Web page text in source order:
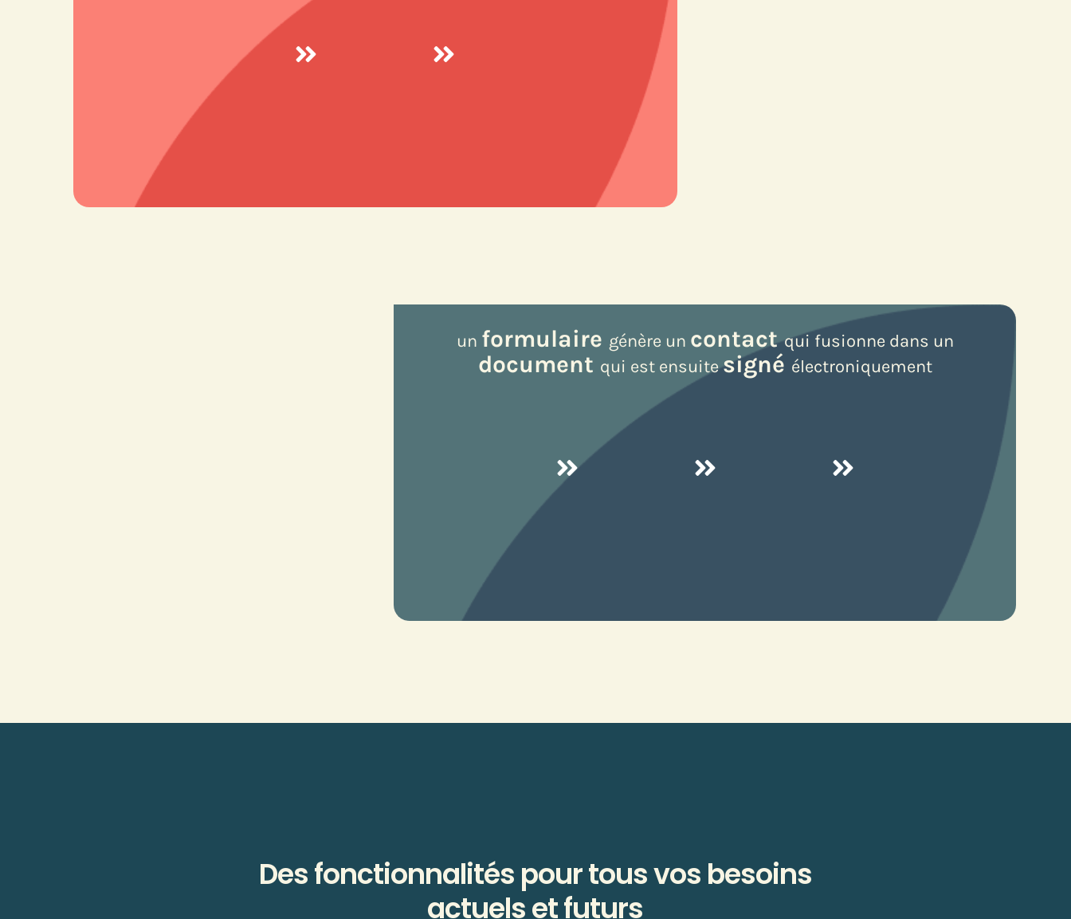
un formulaire génère un contactqui fusionne dans un
document qui est ensuitesigné électroniquement
Des fonctionnalités pour tous vos besoins
actuels et futurs